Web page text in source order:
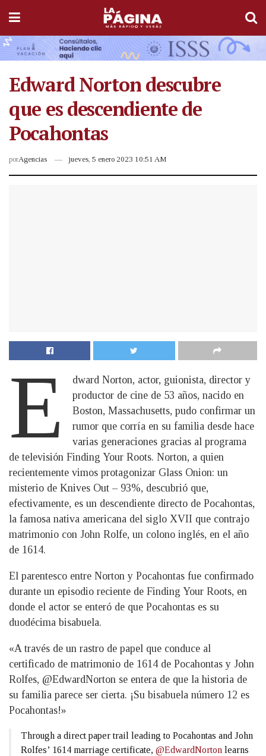
Edward Norton descubre
que es descendiente de
Pocahontas
porAgencias jueves, 5 enero 2023 10:51 AM
E
dward Norton, actor, guionista, director y
productor de cine de 53 años, nacido en
Boston, Massachusetts, pudo confirmar un
rumor que corría en su familia desde hace
varias generaciones gracias al programa
de televisión Finding Your Roots. Norton, a quien
recientemente vimos protagonizar Glass Onion: un
misterio de Knives Out – 93%, descubrió que,
efectivamente, es un descendiente directo de Pocahontas,
la famosa nativa americana del siglo XVII que contrajo
matrimonio con John Rolfe, un colono inglés, en el año
de 1614.
El parentesco entre Norton y Pocahontas fue confirmado
durante un episodio reciente de Finding Your Roots, en
donde el actor se enteró de que Pocahontas es su
duodécima bisabuela.
«A través de un rastro de papel que conduce al
certificado de matrimonio de 1614 de Pocahontas y John
Rolfes, @EdwardNorton se entera de que la historia de
su familia parece ser cierta. ¡Su bisabuela número 12 es
Pocahontas!»
Through a direct paper trail leading to Pocahontas and John
Rolfes’ 1614 marriage certificate, @EdwardNorton learns